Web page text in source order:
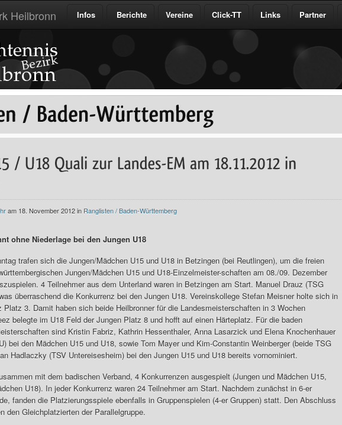
Heilbronn Infos Berichte Vereine Click-TT Links Partner
am 18. November 2012 in Ranglisten / Baden-Württemberg
ohne Niederlage bei den Jungen U18
trafen sich die Jungen/Mädchen U15 und U18 in Betzingen (bei Reutlingen), um die freien
Jungen/Mädchen U15 und U18-Einzelmeister-schaften am 08./09. Dezember
4 Teilnehmer aus dem Unterland waren in Betzingen am Start. Manuel Drauz (TSG
überraschend die Konkurrenz bei den Jungen U18. Vereinskollege Stefan Meisner holte sich in
Platz 3. Damit haben sich beide Heilbronner für die Landesmeisterschaften in 3 Wochen
belegte im U18 Feld der Jungen Platz 8 und hofft auf einen Härteplatz. Für die baden
sind Kristin Fabriz, Kathrin Hessenthaler, Anna Lasarzick und Elena Knochenhauer
bei den Mädchen U15 und U18, sowie Tom Mayer und Kim-Constantin Weinberger (beide TSG
Hadlaczky (TSV Untereisesheim) bei den Jungen U15 und U18 bereits vornominiert.
mit dem badischen Verband, 4 Konkurrenzen ausgespielt (Jungen und Mädchen U15,
U18). In jeder Konkurrenz waren 24 Teilnehmer am Start. Nachdem zunächst in 6-er
fanden die Platzierungsspiele ebenfalls in Gruppenspielen (4-er Gruppen) statt. Den Abschluss
den Gleichplatzierten der Parallelgruppe.